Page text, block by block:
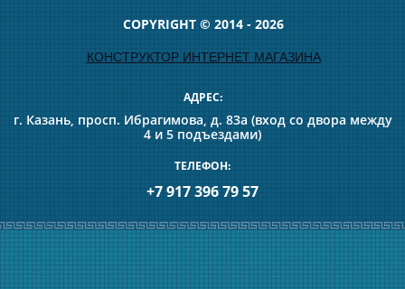
COPYRIGHT © 2014 - 2026
КОНСТРУКТОР ИНТЕРНЕТ МАГАЗИНА
АДРЕС:
г. Казань, просп. Ибрагимова, д. 83а (вход со двора между
4 и 5 подъездами)
ТЕЛЕФОН:
+7 917 396 79 57